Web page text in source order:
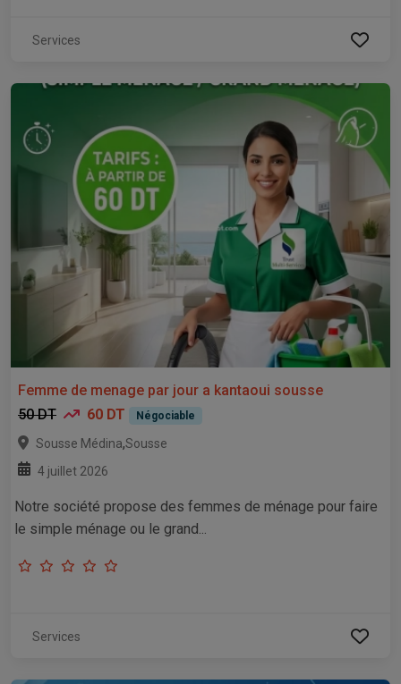
Services
Femme de menage par jour a kantaoui sousse
50 DT
60 DT Négociable
Sousse Médina,Sousse
4 juillet 2026
Notre société propose des femmes de ménage pour faire
le simple ménage ou le grand...
Services